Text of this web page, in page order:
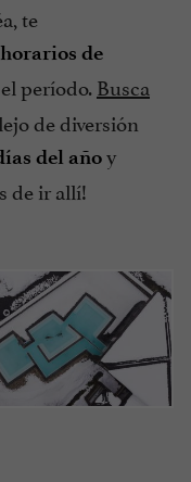
te
de
período.Busca
de diversión
del añoy
de ir allí!